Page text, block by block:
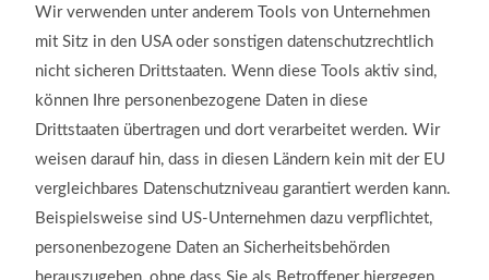
Wir verwenden unter anderem Tools von Unternehmen
mit Sitz in den USA oder sonstigen datenschutzrechtlich
nicht sicheren Drittstaaten. Wenn diese Tools aktiv sind,
können Ihre personenbezogene Daten in diese
Drittstaaten übertragen und dort verarbeitet werden. Wir
weisen darauf hin, dass in diesen Ländern kein mit der EU
vergleichbares Datenschutzniveau garantiert werden kann.
Beispielsweise sind US-Unternehmen dazu verpflichtet,
personenbezogene Daten an Sicherheitsbehörden